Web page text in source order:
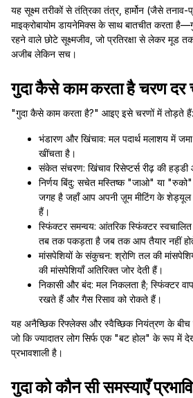
यह सूक्ष्म तरीकों से तंत्रिका तंत्र, हार्मोन (जैसे
माइक्रोबायोम डायनेमिक्स के साथ बातचीत करता
रहने वाले छोटे सूक्ष्मजीव, जो प्रतिरक्षा से लेकर मूड
अजीब लेकिन सच।
गुदा कैसे काम करता है चरण दर
"गुदा कैसे काम करता है?" आइए इसे चरणों में तोड़ते हैं:
भंडारण और खिंचाव: मल पदार्थ मलाशय में जमा
खींचता है।
संकेत संचरण: खिंचाव रिसेप्टर्स रीढ़ की
निर्णय बिंदु: सचेत मस्तिष्क "जाओ" या
जगह है जहाँ आप अपनी ज़ूम मीटिंग के शेड्यूल
हैं।
स्फिंक्टर समन्वय: आंतरिक स्फिंक्टर
तब तक पकड़ता है जब तक आप तैयार नहीं
मांसपेशियों के संकुचन: श्रोणि तल की
की मांसपेशियाँ अतिरिक्त जोर देती हैं।
निकासी और बंद: मल निकलता है; स्फिंक्टर
रखते हैं और गैस रिसाव को रोकते हैं।
यह अनैच्छिक रिफ्लेक्स और स्वैच्छिक नियंत्रण के
जो कि ज्यादातर लोग सिर्फ एक "बट होल" के रूप में
प्रभावशाली है।
गुदा को कौन सी समस्याएँ